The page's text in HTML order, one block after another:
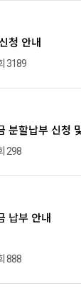
청 안내
3189
분할납부 신청
298
납부 안내
888